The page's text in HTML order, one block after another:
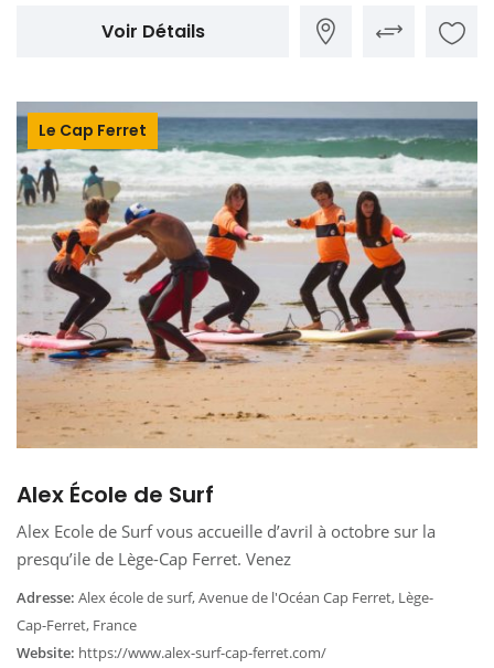
Voir Détails
Le Cap Ferret
Alex École de Surf
Alex Ecole de Surf vous accueille d’avril à octobre sur la
presqu’ile de Lège-Cap Ferret. Venez
Adresse: Alex école de surf, Avenue de l'Océan Cap Ferret, Lège-
Cap-Ferret, France
Website: https://www.alex-surf-cap-ferret.com/